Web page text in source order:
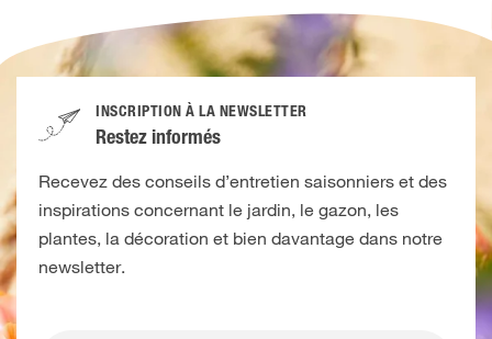
INSCRIPTION À LA NEWSLETTER
Restez informés
Recevez des conseils d’entretien saisonniers et des
inspirations concernant le jardin, le gazon, les
plantes, la décoration et bien davantage dans notre
newsletter.